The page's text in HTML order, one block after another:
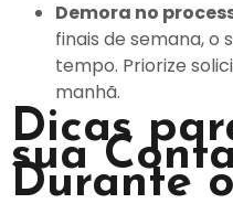
Demora no
finais de semana, o
tempo. Priorize
manhã.
Dicas
sua
Durante